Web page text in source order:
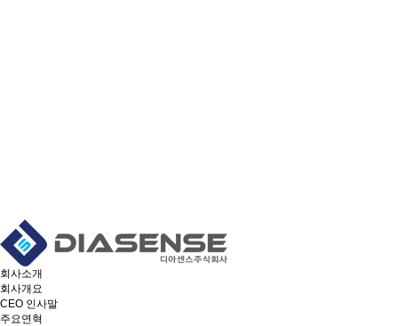
회사소개
회사개요
CEO 인사말
주요연혁